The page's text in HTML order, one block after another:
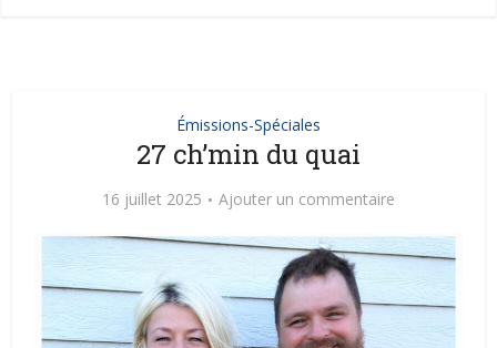
Émissions-Spéciales
27 ch’min du quai
16 juillet 2025 Ajouter un commentaire